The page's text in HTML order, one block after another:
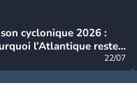
cyclonique 2026 :
l’Atlantique reste
22/07